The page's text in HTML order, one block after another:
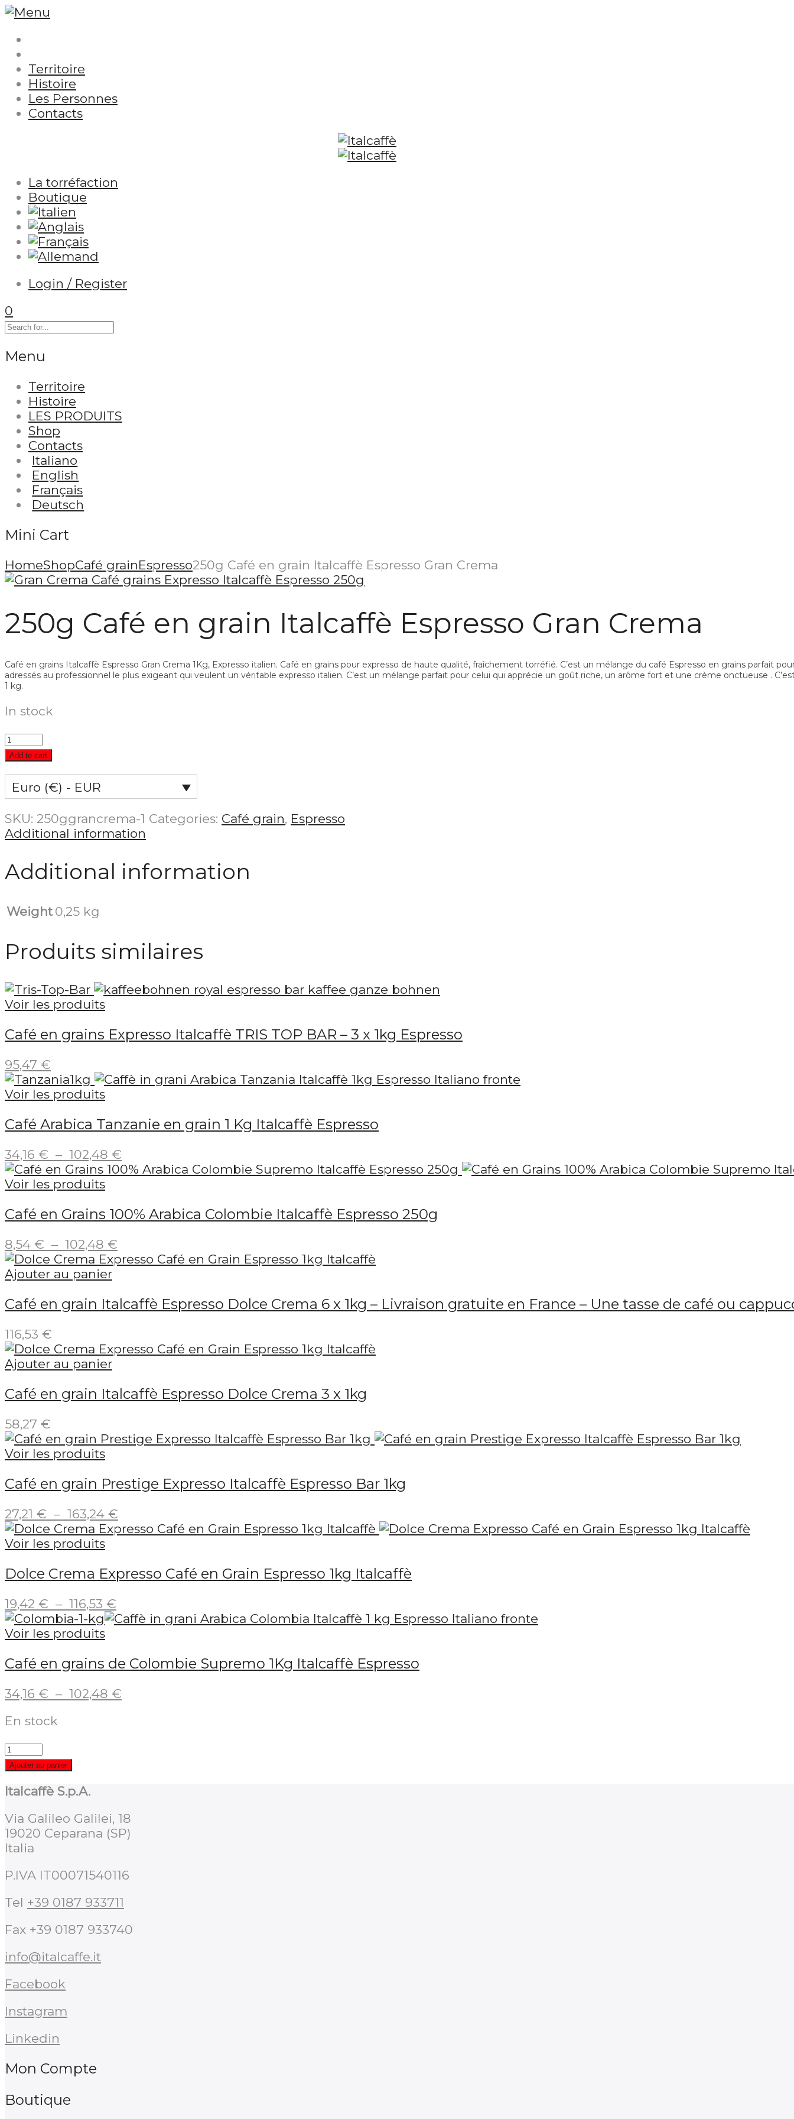
Territoire
Histoire
Les Personnes
Contacts
La torréfaction
Boutique
Login / Register
0
Menu
Territoire
Histoire
LES PRODUITS
Shop
Contacts
Italiano
English
Français
Deutsch
Mini Cart
HomeShopCafé grainEspresso250g Café en grain Italcaffè Espresso Gran Crema
250g Café en grain Italcaffè Espresso Gran Crema
Café en grains Italcaffè Espresso Gran Crema 1Kg, Expresso italien. Café en grains pour expresso de haute qualité, fraîchement torréfié. C’est un mélange du café Espresso en grains parfait
adressés au professionnel le plus exigeant qui veulent un véritable expresso italien. C’est un mélange parfait pour celui qui apprécie un goût riche, un arôme fort et une crème onctueuse .
1 kg.
In stock
Add to cart
Euro (€) - EUR
SKU: 250ggrancrema-1 Categories: Café grain, Espresso
Additional information
Additional information
Weight 0,25 kg
Produits similaires
Voir les produits
Café en grains Expresso Italcaffè TRIS TOP BAR – 3 x 1kg Espresso
95,47 €
Voir les produits
Café Arabica Tanzanie en grain 1 Kg Italcaffè Espresso
34,16 € – 102,48 €
de
à
Voir les produits
Café en Grains 100% Arabica Colombie Italcaffè Espresso 250g
8,54 € – 102,48 €
de
à
Ajouter au panier
Café en grain Italcaffè Espresso Dolce Crema 6 x 1kg – Livraison gratuite en France – Une tasse de café ou
116,53 €
Ajouter au panier
Café en grain Italcaffè Espresso Dolce Crema 3 x 1kg
58,27 €
Voir les produits
Café en grain Prestige Expresso Italcaffè Espresso Bar 1kg
27,21 € – 163,24 €
de
à
Voir les produits
Dolce Crema Expresso Café en Grain Espresso 1kg Italcaffè
19,42 € – 116,53 €
de
à
Voir les produits
Café en grains de Colombie Supremo 1Kg Italcaffè Espresso
34,16 € – 102,48 €
En stock
Ajouter au panier
Italcaffè S.p.A.
Via Galileo Galilei, 18
19020 Ceparana (SP)
Italia
P.IVA IT00071540116
Tel +39 0187 933711
Fax +39 0187 933740
info@italcaffe.it
Facebook
Instagram
Linkedin
Mon Compte
Boutique